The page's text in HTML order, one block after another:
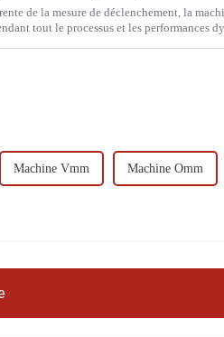
de la mesure de déclenchement, la
tout le processus et les performances
Machine Vmm Machine Omm